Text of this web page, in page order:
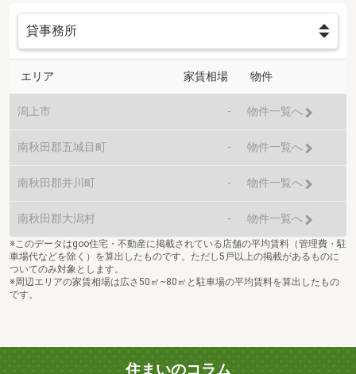
エリア 家賃相場 物件
潟上市 - 物件一覧へ
南秋田郡五城目町 - 物件一覧へ
南秋田郡井川町 - 物件一覧へ
南秋田郡大潟村 - 物件一覧へ
※このデータはgoo住宅・不動産に掲載されている店舗の平均賃料（管理費・駐
車場代などを除く）を算出したものです。ただし5戸以上の掲載があるものに
ついてのみ対象とします。
※周辺エリアの家賃相場は広さ50㎡~80㎡と駐車場の平均賃料を算出したもの
です。
住まいのコラム